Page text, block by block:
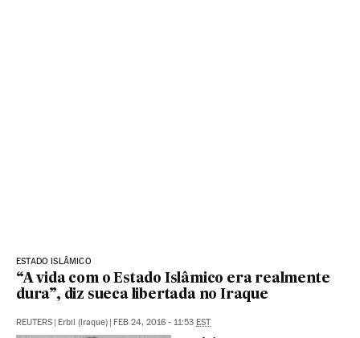
ESTADO ISLÂMICO
“A vida com o Estado Islâmico era realmente
dura”, diz sueca libertada no Iraque
REUTERS | Erbil (Iraque) | FEB 24, 2016 - 11:53 EST